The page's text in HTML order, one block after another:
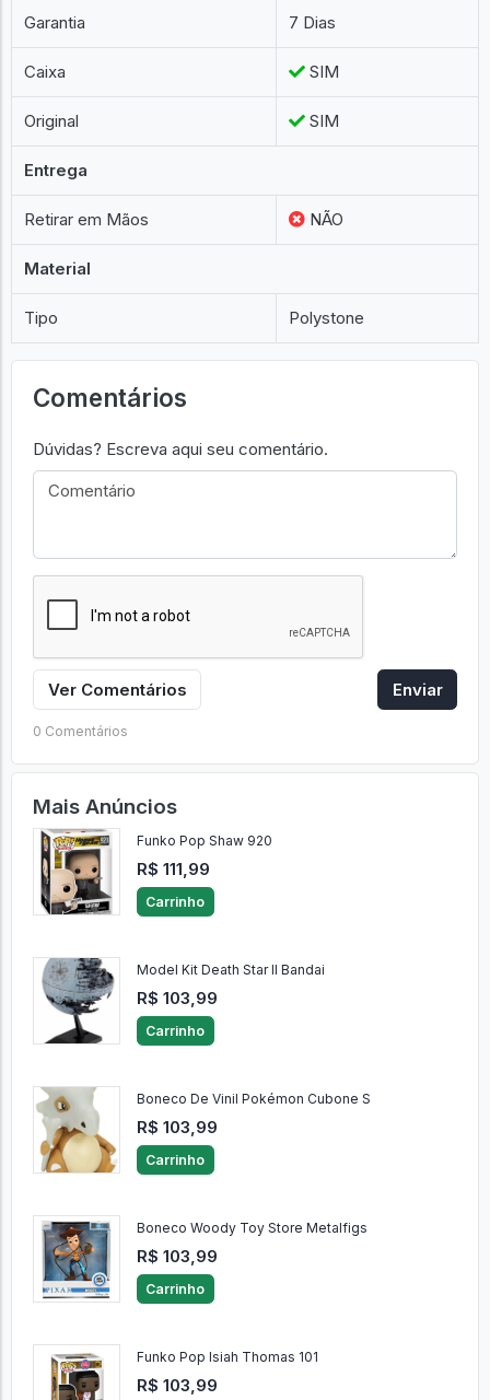
Garantia 7 Dias
Caixa SIM
Original SIM
Entrega
Retirar em Mãos NÃO
Material
Tipo Polystone
Comentários
Dúvidas? Escreva aqui seu comentário.
Ver Comentários Enviar
0 Comentários
Mais Anúncios
Funko Pop Shaw 920
R$ 111,99
Carrinho
Model Kit Death Star II Bandai
R$ 103,99
Carrinho
Boneco De Vinil Pokémon Cubone S
R$ 103,99
Carrinho
Boneco Woody Toy Store Metalfigs
R$ 103,99
Carrinho
Funko Pop Isiah Thomas 101
R$ 103,99